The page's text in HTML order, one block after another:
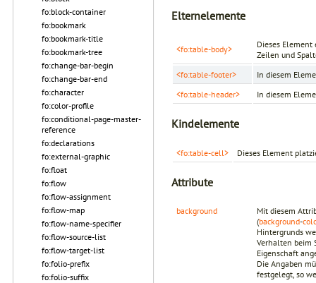
fo:block-container
fo:bookmark
fo:bookmark-title
fo:bookmark-tree
fo:change-bar-begin
fo:change-bar-end
fo:character
fo:color-profile
fo:conditional-page-master-
reference
fo:declarations
fo:external-graphic
fo:float
fo:flow
fo:flow-assignment
fo:flow-map
fo:flow-name-specifier
fo:flow-source-list
fo:flow-target-list
fo:folio-prefix
fo:folio-suffix
Elternelemente
<fo:table-body>
Dieses
Zeilen und
<fo:table-footer>
In diesem
<fo:table-header>
In diesem
Kindelemente
<fo:table-cell> Dieses Element
Attribute
background
Mit diesem
(background-
Hintergrunds
Verhalten beim
Eigenschaft
Die Angaben
festgelegt, so